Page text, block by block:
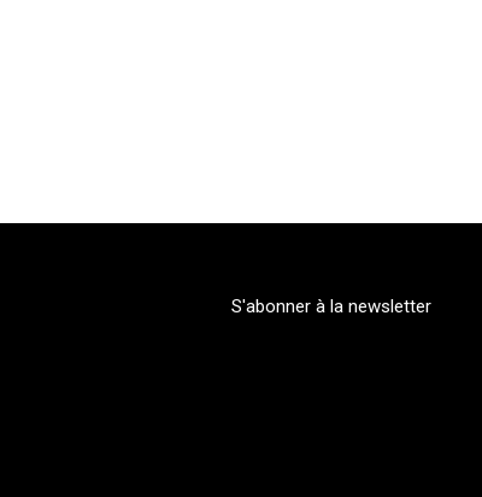
S'abonner à la newsletter